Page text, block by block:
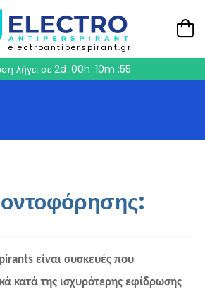
electroantiperspirant.gr
λήγει σε 2d :00h :10m :55
είναι συσκευές που
κατά της ισχυρότερης εφίδρωσης